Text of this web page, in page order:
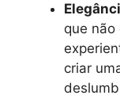
que não
criar